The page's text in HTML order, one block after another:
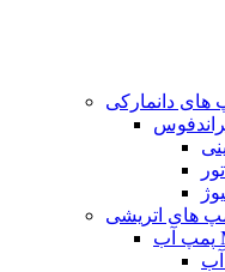
های دانمارکی
های اتریشی